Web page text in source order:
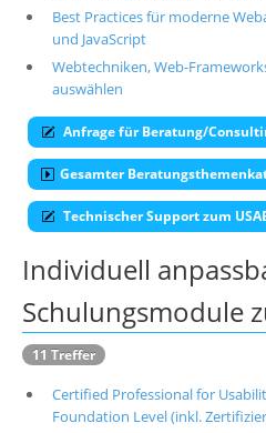
Best Practices für moderne
und JavaScript
Webtechniken, Web-
auswählen
Anfrage für Beratung/
Gesamter
Technischer Support zum
Individuell
Schulungsmodule
11 Treffer
Certified Professional for
Foundation Level (inkl.